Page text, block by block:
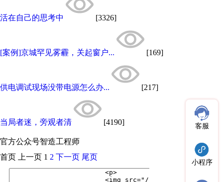
活在自己的思考中 [3326]
[案例]京城罕见雾霾，关起窗户... [169]
供电调试现场没带电源怎么办... [217]
当局者迷，旁观者清 [4190]
官方公众号智造工程师
客服
小程序
首页 上一页 1 2 下一页 尾页